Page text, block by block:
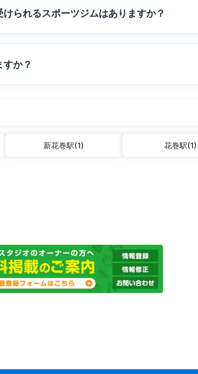
られるスポーツジムはありますか？
か？
新花巻駅(1) 花巻駅(1)